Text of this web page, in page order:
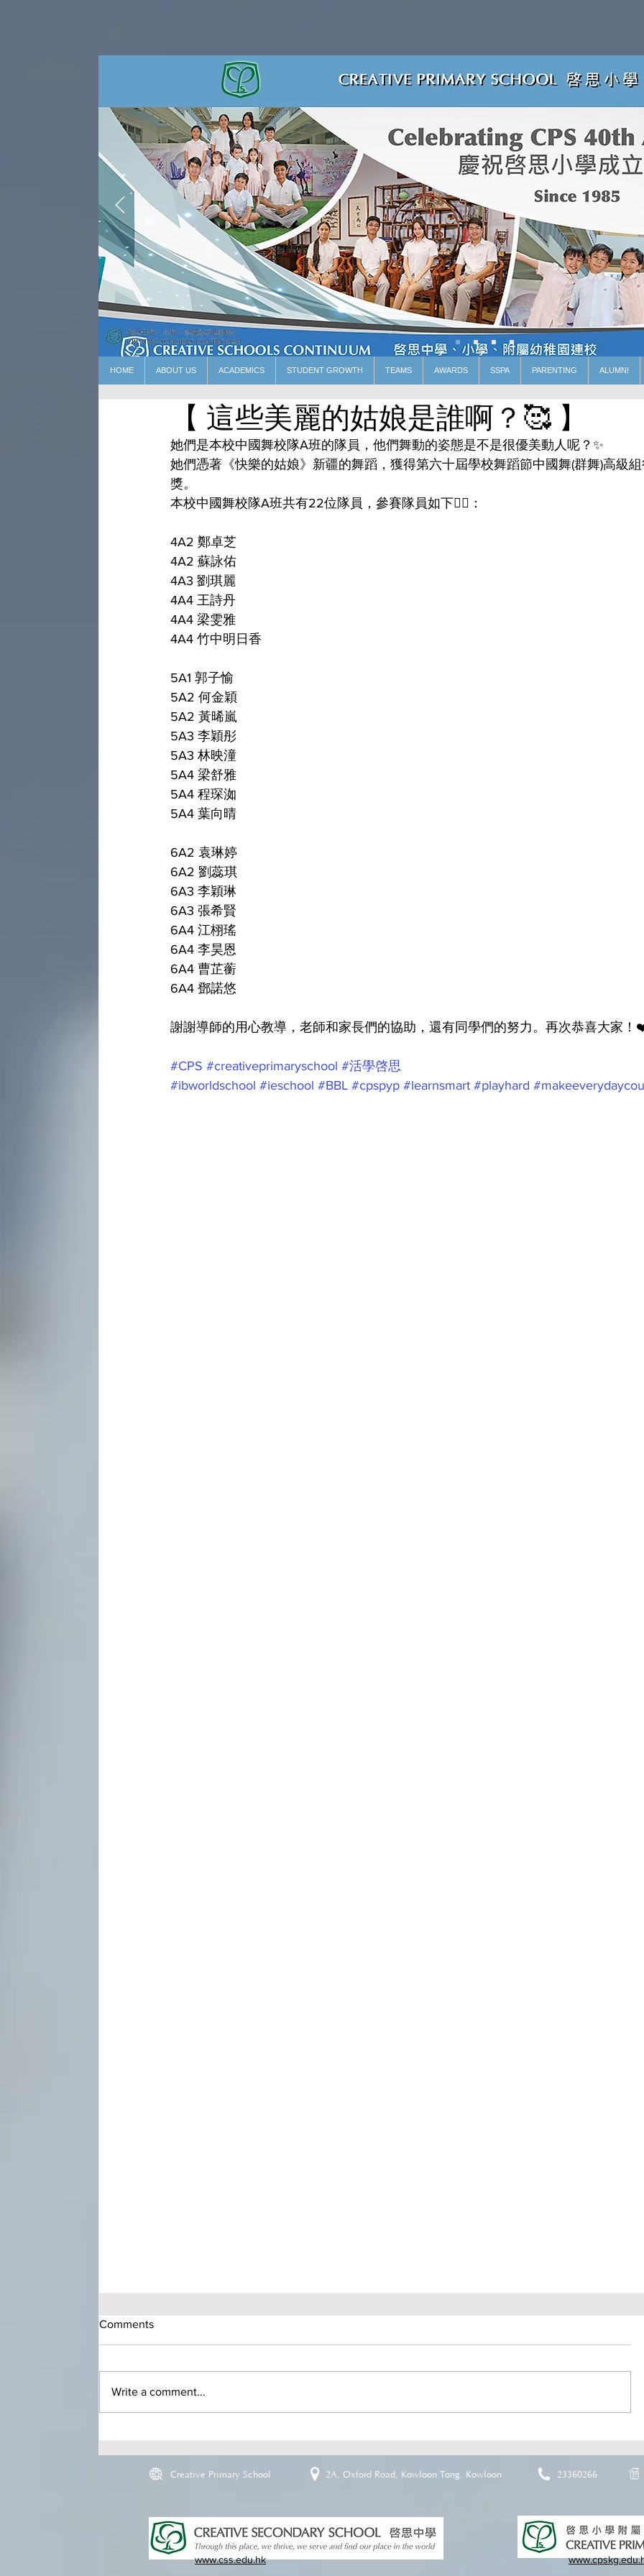
HOME ABOUT US ACADEMICS STUDENT GROWTH TEAMS AWARDS SSPA PARENTING ALUMNI
【 這些美麗的姑娘是誰啊？🥰 】
她們是本校中國舞校隊A班的隊員，他們舞動的姿態是不是很優美動人呢？✨
她們憑著《快樂的姑娘》新疆的舞蹈，獲得第六十屆學校舞蹈節中國舞(群舞)高級
獎。
本校中國舞校隊A班共有22位隊員，參賽隊員如下👯‍♂️：
4A2 鄭卓芝
4A2 蘇詠佑
4A3 劉琪麗
4A4 王詩丹
4A4 梁雯雅
4A4 竹中明日香
5A1 郭子愉
5A2 何金穎
5A2 黃晞嵐
5A3 李穎彤
5A3 林映潼
5A4 梁舒雅
5A4 程琛洳
5A4 葉向晴
6A2 袁琳婷
6A2 劉蕊琪
6A3 李穎琳
6A3 張希賢
6A4 江栩瑤
6A4 李昊恩
6A4 曹芷蘅
6A4 鄧諾悠
謝謝導師的用心教導，老師和家長們的協助，還有同學們的努力。再次恭喜大家
#CPS #creativeprimaryschool #活學啓思
#ibworldschool #ieschool #BBL #cpspyp #learnsmart #playhard
Comments
Write a comment...
Creative Primary School 2A, Oxford Road, Kowloon Tong, Kowloon 23360266
www.css.edu.hk